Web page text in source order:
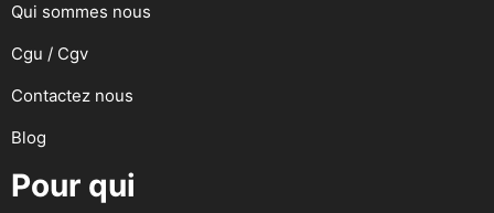
Qui sommes nous
Cgu / Cgv
Contactez nous
Blog
Pour qui